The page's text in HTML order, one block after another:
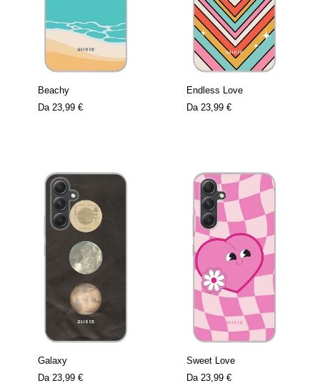
Beachy
Da 23,99 €
Endless Love
Da 23,99 €
Galaxy
Da 23,99 €
Sweet Love
Da 23,99 €